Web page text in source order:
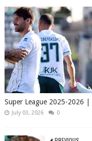
Super League 2025-2026 |
July 03, 2026 0